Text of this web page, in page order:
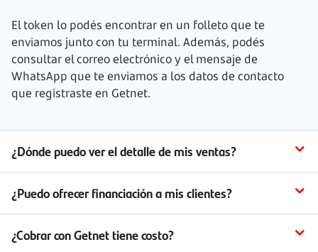
El token lo podés encontrar en un folleto que te
enviamos junto con tu terminal. Además, podés
consultar el correo electrónico y el mensaje de
WhatsApp que te enviamos a los datos de contacto
que registraste en Getnet.
¿Dónde puedo ver el detalle de mis ventas?
¿Puedo ofrecer financiación a mis clientes?
¿Cobrar con Getnet tiene costo?